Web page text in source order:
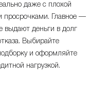
даже с плохой
просрочками. Главное —
выдают деньги в долг
Выбирайте
и оформляйте
нагрузкой.